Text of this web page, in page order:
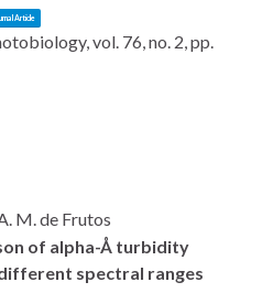
Article
vol. 76,no. 2,pp.
M. de Frutos
of alpha-Å turbidity
spectral ranges